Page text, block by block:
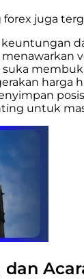
juga
suka
harga
untuk